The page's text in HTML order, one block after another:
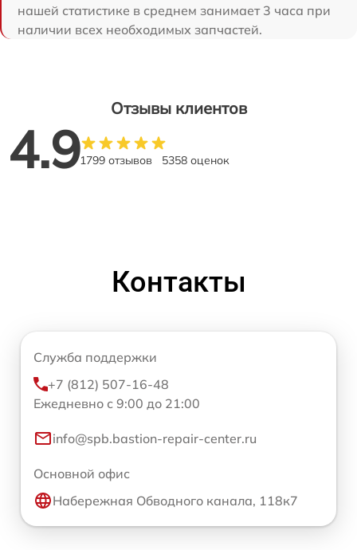
нашей статистике в среднем занимает 3 часа при
наличии всех необходимых запчастей.
Отзывы клиентов
4.91799 отзывов 5358 оценок
Контакты
Служба поддержки
+7 (812) 507-16-48
Ежедневно с 9:00 до 21:00
info@spb.bastion-repair-center.ru
Основной офис
Набережная Обводного канала, 118к7